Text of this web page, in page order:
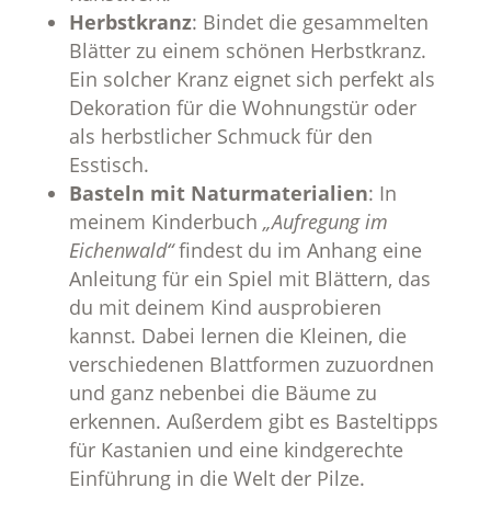
Herbstkranz: Bindet die gesammelten
Blätter zu einem schönen Herbstkranz.
Ein solcher Kranz eignet sich perfekt als
Dekoration für die Wohnungstür oder
als herbstlicher Schmuck für den
Esstisch.
Basteln mit Naturmaterialien: In
meinem Kinderbuch „Aufregung im
Eichenwald“findest du im Anhang eine
Anleitung für ein Spiel mit Blättern, das
du mit deinem Kind ausprobieren
kannst. Dabei lernen die Kleinen, die
verschiedenen Blattformen zuzuordnen
und ganz nebenbei die Bäume zu
erkennen. Außerdem gibt es Basteltipps
für Kastanien und eine kindgerechte
Einführung in die Welt der Pilze.